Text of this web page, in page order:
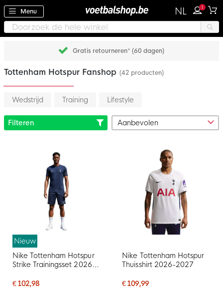
Menu NL 1
Gratis retourneren* (60 dagen)
Tottenham Hotspur Fanshop (42 producten)
Wedstrijd Training Lifestyle
Filteren
Nieuw
Nike Tottenham Hotspur
Strike Trainingsset 2026-
Lichtblauw Geel Wit
€ 102,98
Nike Tottenham Hotspur
Thuisshirt 2026-2027
€ 109,99